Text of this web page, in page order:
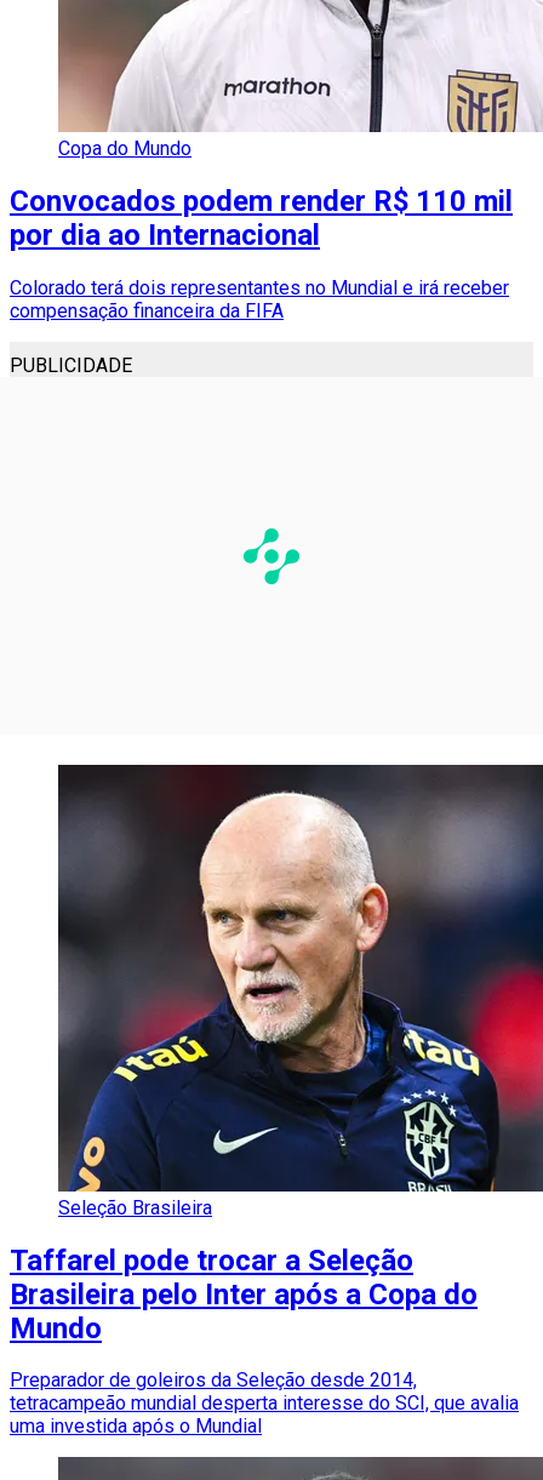
Copa do Mundo
Convocados podem render R$ 110 mil
por dia ao Internacional
Colorado terá dois representantes no Mundial e irá receber
compensação financeira da FIFA
PUBLICIDADE
Seleção Brasileira
Taffarel pode trocar a Seleção
Brasileira pelo Inter após a Copa do
Mundo
Preparador de goleiros da Seleção desde 2014,
tetracampeão mundial desperta interesse do SCI, que avalia
uma investida após o Mundial